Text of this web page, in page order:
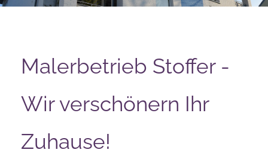
Malerbetrieb Stoffer -
Wir verschönern Ihr
Zuhause!